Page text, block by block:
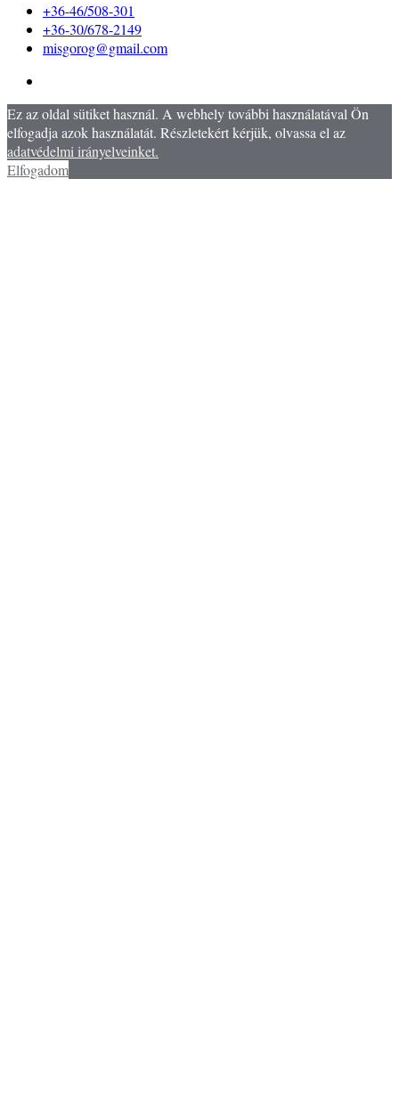
+36-46/508-301
+36-30/678-2149
misgorog@gmail.com
Ez az oldal sütiket használ. A webhely további használatával Ön
elfogadja azok használatát. Részletekért kérjük, olvassa el az
adatvédelmi irányelveinket.
Elfogadom